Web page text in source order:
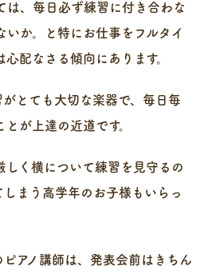
は、毎日必ず練習に付き合わな
いか。と特にお仕事をフルタイ
配なさる傾向にあります。
がとても大切な楽器で、毎日毎
が上達の近道です。
しく横について練習を見守るの
しまう高学年のお子様もいらっ
ピアノ講師は、発表会前はきちん